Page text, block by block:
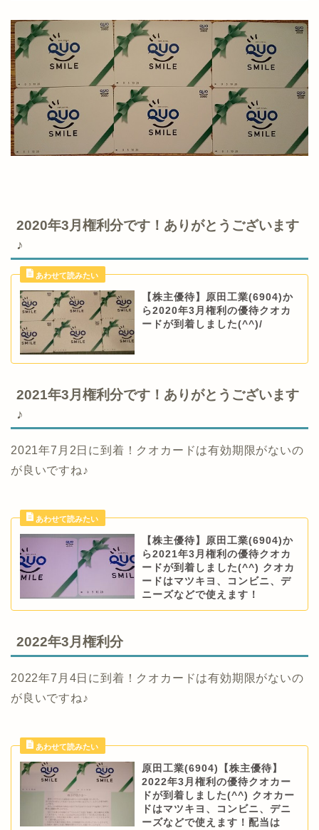
2020年3月権利分です！ありがとうございます
♪
【株主優待】原田工業(6904)か
ら2020年3月権利の優待クオカ
ードが到着しました(^^)/
2021年3月権利分です！ありがとうございます
♪
2021年7月2日に到着！クオカードは有効期限がないの
が良いですね♪
【株主優待】原田工業(6904)か
ら2021年3月権利の優待クオカ
ードが到着しました(^^) クオカ
ードはマツキヨ、コンビニ、デ
ニーズなどで使えます！
2022年3月権利分
2022年7月4日に到着！クオカードは有効期限がないの
が良いですね♪
原田工業(6904)【株主優待】
2022年3月権利の優待クオカー
ドが到着しました(^^) クオカー
ドはマツキヨ、コンビニ、デニ
ーズなどで使えます！配当は